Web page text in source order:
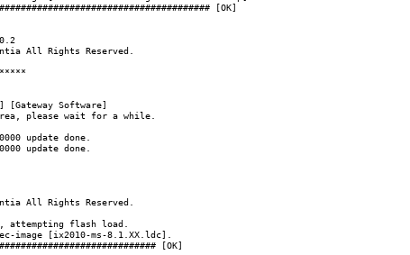
[OK]
All Rights Reserved.
*****
[Gateway Software]
area, please wait for a while.
update done.
update done.
All Rights Reserved.
attempting flash load.
image [ix2010-ms-8.1.XX.ldc].
[OK]